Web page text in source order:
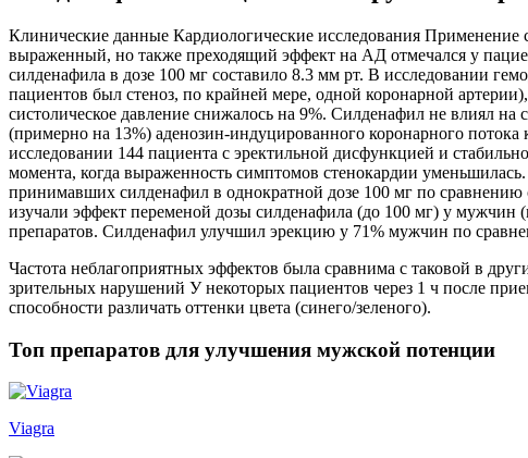
Клинические данные Кардиологические исследования
выраженный, но также преходящий эффект на АД отмечался у
силденафила в дозе 100 мг составило 8.3 мм рт. В исследовании
пациентов был стеноз, по крайней мере, одной коронарной
систолическое давление снижалось на 9%. Силденафил не влиял
(примерно на 13%) аденозин-индуцированного коронарного
исследовании 144 пациента с эректильной дисфункцией и
момента, когда выраженность симптомов стенокардии
принимавших силденафил в однократной дозе 100 мг по
изучали эффект переменой дозы силденафила (до 100 мг) у
препаратов. Силденафил улучшил эрекцию у 71% мужчин по
Частота неблагоприятных эффектов была сравнима с таковой в
зрительных нарушений У некоторых пациентов через 1 ч после
способности различать оттенки цвета (синего/зеленого).
Топ препаратов для улучшения мужской потенции
Viagra